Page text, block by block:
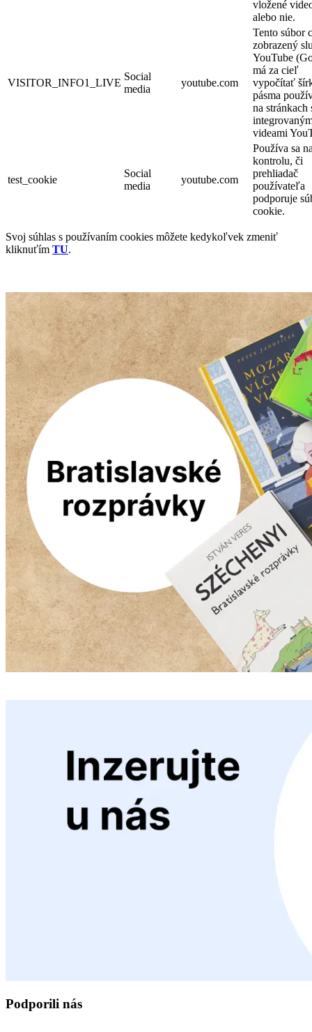
vložené
alebo nie.
VISITOR_INFO1_LIVE
Social
media
youtube.com
Tento súbor
zobrazený
YouTube
má za cieľ
vypočítať
pásma
na stránkach
videami
test_cookie
Social
media
youtube.com
Používa sa
kontrolu, či
prehliadač
používateľa
podporuje
cookie.
Svoj súhlas s používaním cookies môžete kedykoľvek zmeniť
kliknuťím TU.
Podporili nás